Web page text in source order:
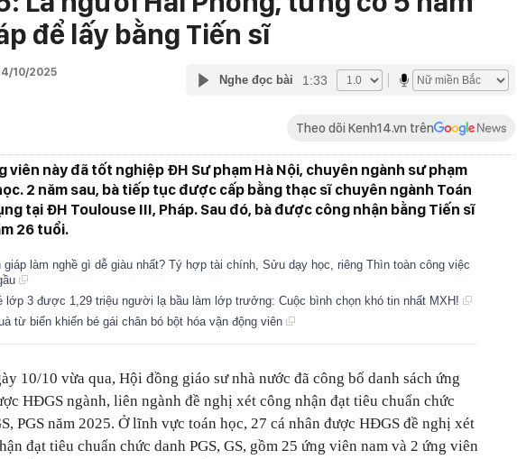
để lấy bằng Tiến sĩ
10/2025
Nghe đọc bài 1:33
Theo dõi Kenh14.vn trên
viên này đã tốt nghiệp ĐH Sư phạm Hà Nội, chuyên ngành sư phạm
2 năm sau, bà tiếp tục được cấp bằng thạc sĩ chuyên ngành Toán
tại ĐH Toulouse III, Pháp. Sau đó, bà được công nhận bằng Tiến sĩ
26 tuổi.
giáp làm nghề gì dễ giàu nhất? Tý hợp tài chính, Sửu dạy học, riêng Thìn toàn công việc
lớp 3 được 1,29 triệu người lạ bầu làm lớp trưởng: Cuộc bình chọn khó tin nhất MXH!
từ biển khiến bé gái chân bó bột hóa vận động viên
10/10 vừa qua, Hội đồng giáo sư nhà nước đã công bố danh sách ứng
HĐGS ngành, liên ngành đề nghị xét công nhận đạt tiêu chuẩn chức
PGS năm 2025. Ở lĩnh vực toán học, 27 cá nhân được HĐGS đề nghị xét
đạt tiêu chuẩn chức danh PGS, GS, gồm 25 ứng viên nam và 2 ứng viên